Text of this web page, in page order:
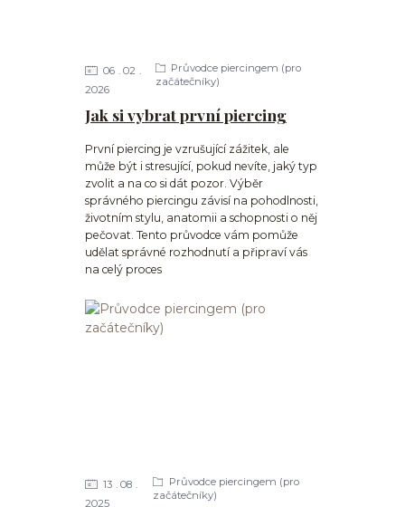
Jak si vybrat první piercing
06
02
2026
Průvodce piercingem (pro
začátečníky)
První piercing je vzrušující zážitek, ale
může být i stresující, pokud nevíte, jaký typ
zvolit a na co si dát pozor. Výběr
správného piercingu závisí na pohodlnosti,
životním stylu, anatomii a schopnosti o něj
pečovat. Tento průvodce vám pomůže
udělat správné rozhodnutí a připraví vás
na celý proces
13
08
2025
Průvodce piercingem (pro
začátečníky)